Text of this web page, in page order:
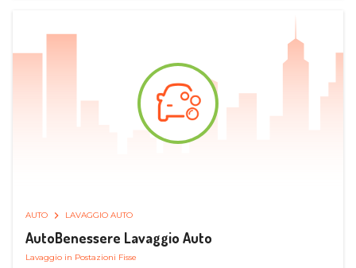
AUTO LAVAGGIO AUTO
AutoBenessere Lavaggio Auto
Lavaggio in Postazioni Fisse